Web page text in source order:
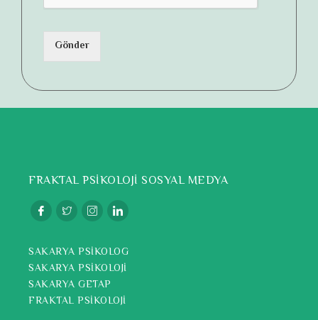
Gönder
FRAKTAL PSİKOLOJİ SOSYAL MEDYA
SAKARYA PSİKOLOG
SAKARYA PSİKOLOJİ
SAKARYA GETAP
FRAKTAL PSİKOLOJİ